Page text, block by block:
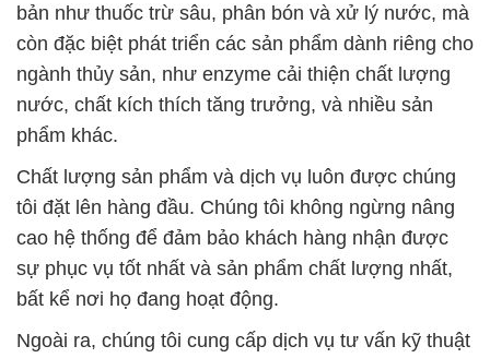
bản như thuốc trừ sâu, phân bón và xử lý nước, mà
còn đặc biệt phát triển các sản phẩm dành riêng cho
ngành thủy sản, như enzyme cải thiện chất lượng
nước, chất kích thích tăng trưởng, và nhiều sản
phẩm khác.
Chất lượng sản phẩm và dịch vụ luôn được chúng
tôi đặt lên hàng đầu. Chúng tôi không ngừng nâng
cao hệ thống để đảm bảo khách hàng nhận được
sự phục vụ tốt nhất và sản phẩm chất lượng nhất,
bất kể nơi họ đang hoạt động.
Ngoài ra, chúng tôi cung cấp dịch vụ tư vấn kỹ thuật